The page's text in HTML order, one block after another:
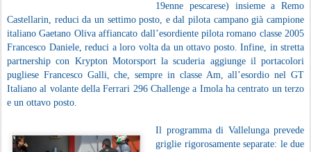
19enne pescarese) insieme a Remo
Castellarin, reduci da un settimo posto, e dal pilota campano già campione
italiano Gaetano Oliva affiancato dall’esordiente pilota romano classe 2005
Francesco Daniele, reduci a loro volta da un ottavo posto. Infine, in stretta
partnership con Krypton Motorsport la scuderia aggiunge il portacolori
pugliese Francesco Galli, che, sempre in classe Am, all’esordio nel GT
Italiano al volante della Ferrari 296 Challenge a Imola ha centrato un terzo
e un ottavo posto.
Il programma di Vallelunga prevede
griglie rigorosamente separate: le due